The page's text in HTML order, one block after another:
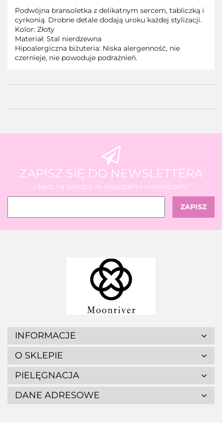
Podwójna bransoletka z delikatnym sercem, tabliczką i
cyrkonią. Drobne detale dodają uroku każdej stylizacji.
Kolor: Złoty
Materiał: Stal nierdzewna
Hipoalergiczna biżuteria: Niska alergenność, nie
czernieje, nie powoduje podrażnień.
ZAPISZ SIĘ DO NEWSLETTERA
I bądź na bieżąco ze wszystkimi nowościami!
INFORMACJE
O SKLEPIE
PIELĘGNACJA
DANE ADRESOWE